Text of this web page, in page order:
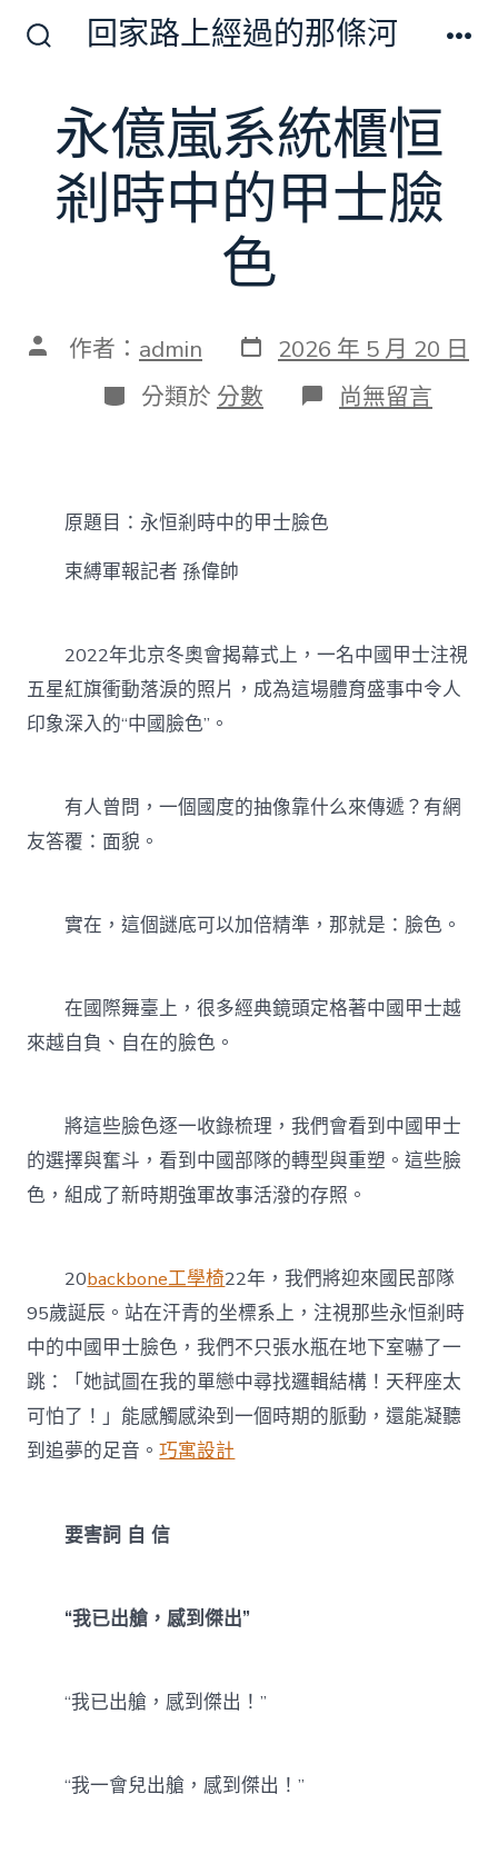
換
開
關
回家路上經過的那條河
永億嵐系統櫃恒
剎時中的甲士臉
色
文 作者： admin 發
表
日
期
2026 年 5 月 20 日
分
類
分類於 分數 在
〈永
的
甲
士
臉
尚無留言
原題目：永恒剎時中的甲士臉色
束縛軍報記者 孫偉帥
2022年北京冬奧會揭幕式上，一名中國甲士注視
五星紅旗衝動落淚的照片，成為這場體育盛事中令人
印象深入的“中國臉色”。
有人曾問，一個國度的抽像靠什么來傳遞？有網
友答覆：面貌。
實在，這個謎底可以加倍精準，那就是：臉色。
在國際舞臺上，很多經典鏡頭定格著中國甲士越
來越自負、自在的臉色。
將這些臉色逐一收錄梳理，我們會看到中國甲士
的選擇與奮斗，看到中國部隊的轉型與重塑。這些臉
色，組成了新時期強軍故事活潑的存照。
20backbone工學椅22年，我們將迎來國民部隊
95歲誕辰。站在汗青的坐標系上，注視那些永恒剎時
中的中國甲士臉色，我們不只張水瓶在地下室嚇了一
跳：「她試圖在我的單戀中尋找邏輯結構！天秤座太
可怕了！」能感觸感染到一個時期的脈動，還能凝聽
到追夢的足音。巧寓設計
要害詞 自 信
“我已出艙，感到傑出”
“我已出艙，感到傑出！”
“我一會兒出艙，感到傑出！”